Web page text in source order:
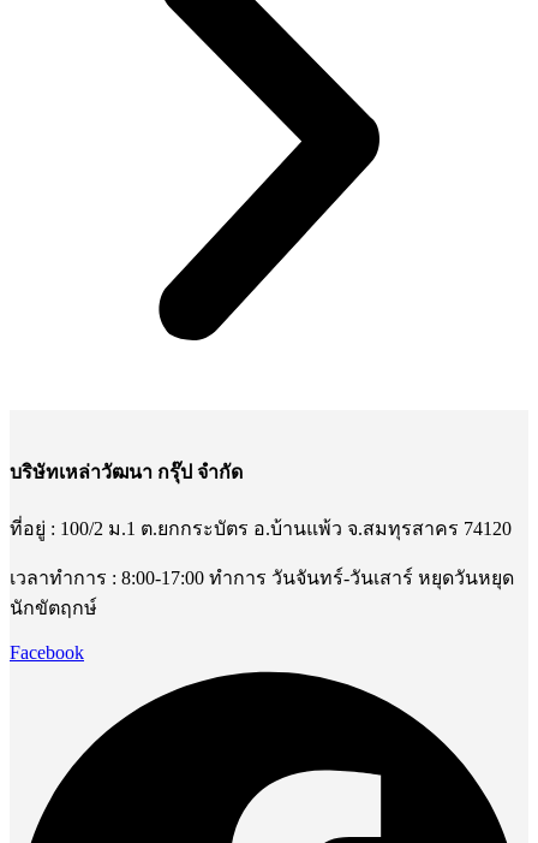
บริษัทเหล่าวัฒนา กรุ๊ป จำกัด
ที่อยู่ : 100/2 ม.1 ต.ยกกระบัตร อ.บ้านแพ้ว จ.สมทุรสาคร 74120
เวลาทำการ : 8:00-17:00 ทำการ วันจันทร์-วันเสาร์ หยุดวันหยุด
นักขัตฤกษ์
Facebook